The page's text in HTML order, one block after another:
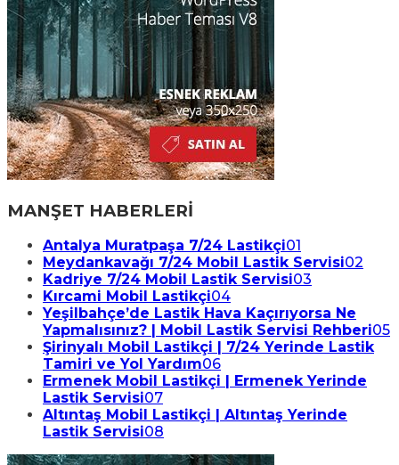
MANŞET HABERLERİ
Antalya Muratpaşa 7/24 Lastikçi01
Meydankavağı 7/24 Mobil Lastik Servisi02
Kadriye 7/24 Mobil Lastik Servisi03
Kırcami Mobil Lastikçi04
Yeşilbahçe’de Lastik Hava Kaçırıyorsa Ne
Yapmalısınız? | Mobil Lastik Servisi Rehberi05
Şirinyalı Mobil Lastikçi | 7/24 Yerinde Lastik
Tamiri ve Yol Yardım06
Ermenek Mobil Lastikçi | Ermenek Yerinde
Lastik Servisi07
Altıntaş Mobil Lastikçi | Altıntaş Yerinde
Lastik Servisi08